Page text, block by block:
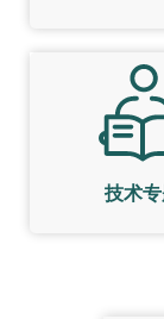
技术